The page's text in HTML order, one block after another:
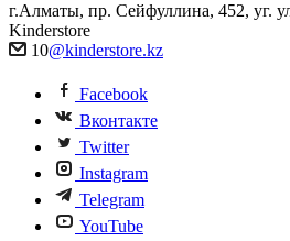
г.Алматы, пр. Сейфуллина, 452, уг.
Kinderstore
10@kinderstore.kz
Facebook
Вконтакте
Twitter
Instagram
Telegram
YouTube